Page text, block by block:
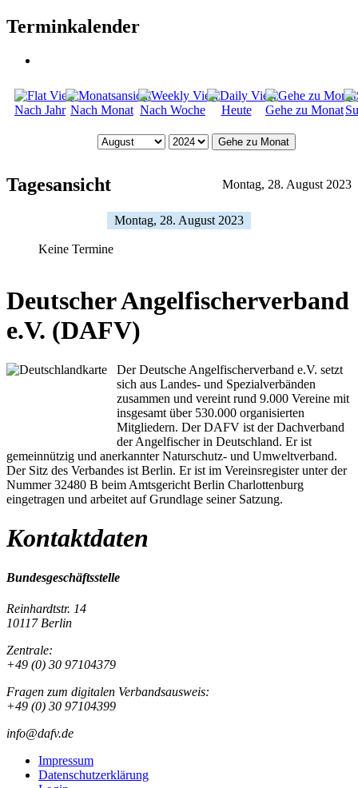
Terminkalender
Nach Jahr Nach Monat Nach Woche Heute Gehe zu Monat
Gehe zu Monat
Tagesansicht Montag, 28. August 2023
Montag, 28. August 2023
Keine Termine
Deutscher Angelfischerverband
e.V. (DAFV)
Der Deutsche Angelfischerverband e.V. setzt
sich aus Landes- und Spezialverbänden
zusammen und vereint rund 9.000 Vereine mit
insgesamt über 530.000 organisierten
Mitgliedern. Der DAFV ist der Dachverband
der Angelfischer in Deutschland. Er ist
gemeinnützig und anerkannter Naturschutz- und Umweltverband.
Der Sitz des Verbandes ist Berlin. Er ist im Vereinsregister unter der
Nummer 32480 B beim Amtsgericht Berlin Charlottenburg
eingetragen und arbeitet auf Grundlage seiner Satzung.
Kontaktdaten
Bundesgeschäftsstelle
Reinhardtstr. 14
10117 Berlin
Zentrale:
+49 (0) 30 97104379
Fragen zum digitalen Verbandsausweis:
+49 (0) 30 97104399
info@dafv.de
Impressum
Datenschutzerklärung